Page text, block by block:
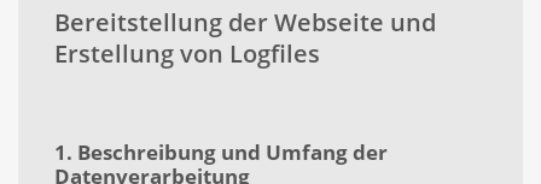
Bereitstellung der Webseite und
Erstellung von Logfiles
1. Beschreibung und Umfang der
Datenverarbeitung